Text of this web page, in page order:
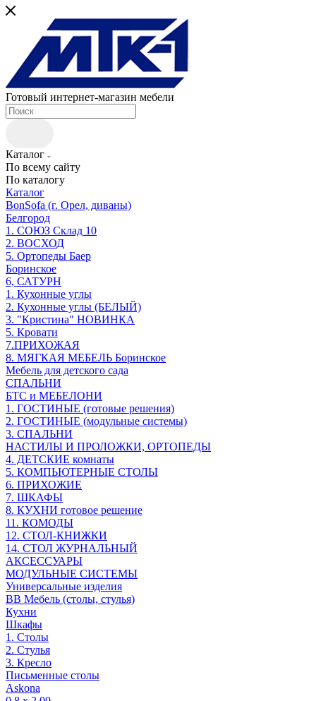
Готовый интернет-магазин мебели
Каталог
По всему сайту
По каталогу
Каталог
BonSofa (г. Орел, диваны)
Белгород
1. СОЮЗ Склад 10
2. ВОСХОД
5. Ортопеды Баер
Боринское
6, САТУРН
1. Кухонные углы
2. Кухонные углы (БЕЛЫЙ)
3. "Кристина" НОВИНКА
5. Кровати
7.ПРИХОЖАЯ
8. МЯГКАЯ МЕБЕЛЬ Боринское
Мебель для детского сада
СПАЛЬНИ
БТС и МЕБЕЛОНИ
1. ГОСТИНЫЕ (готовые решения)
2. ГОСТИНЫЕ (модульные системы)
3. СПАЛЬНИ
НАСТИЛЫ И ПРОЛОЖКИ, ОРТОПЕДЫ
4. ДЕТСКИЕ комнаты
5. КОМПЬЮТЕРНЫЕ СТОЛЫ
6. ПРИХОЖИЕ
7. ШКАФЫ
8. КУХНИ готовое решение
11. КОМОДЫ
12. СТОЛ-КНИЖКИ
14. СТОЛ ЖУРНАЛЬНЫЙ
АКСЕССУАРЫ
МОДУЛЬНЫЕ СИСТЕМЫ
Универсальные изделия
ВВ Мебель (столы, стулья)
Кухни
Шкафы
1. Столы
2. Стулья
3. Кресло
Письменные столы
Askona